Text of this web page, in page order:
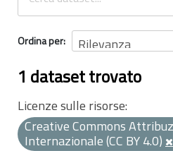
Ordina per
1 dataset trovato
Licenze sulle risorse:
Creative Commons
Internazionale (CC BY 4.0)